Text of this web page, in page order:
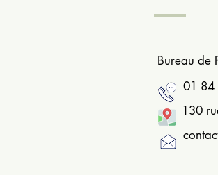
Bureau de
130
01 84